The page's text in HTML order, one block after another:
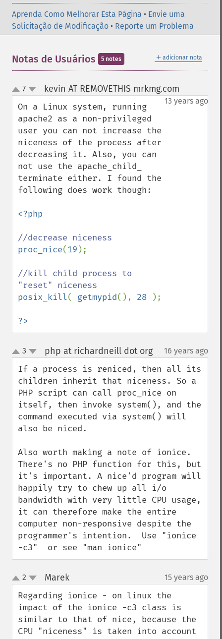
Aprenda Como Melhorar Esta Página • Envie uma
Solicitação de Modificação • Reporte um Problema
＋ adicionar nota
Notas de Usuários 5 notes
up
down
7 kevin AT REMOVETHIS mrkmg.com
13 years ago
On a Linux system, running
apache2 as a non-privileged
user you can not increase the
niceness of the process after
decreasing it. Also, you can
not use the apache_child_
terminate either. I found the
following does work though:
<?php
proc_nice(19 );
//kill child process to
posix_kill( getmypid(), 28 );
?>
up
down
3 php at richardneill dot org¶ 16 years ago
If a process is reniced, then all its
children inherit that niceness. So a
PHP script can call proc_nice on
itself, then invoke system(), and the
command executed via system() will
also be niced.
Also worth making a note of ionice.
There's no PHP function for this, but
it's important. A nice'd program will
happily try to chew up all i/o
bandwidth with very little CPU usage,
it can therefore make the entire
computer non-responsive despite the
programmer's intention.  Use "ionice
-c3"  or see "man ionice"
up
down
2 Marek¶ 15 years ago
Regarding ionice - on linux the
impact of the ionice -c3 class is
similar to that of nice, because the
CPU "niceness" is taken into account